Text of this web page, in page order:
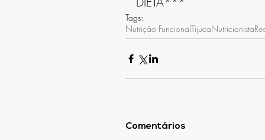
Tags:
Nutrição FuncionalTijucaNutricionista
Comentários